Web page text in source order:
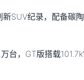
新SUV纪录，配备碳
台，GT版搭载